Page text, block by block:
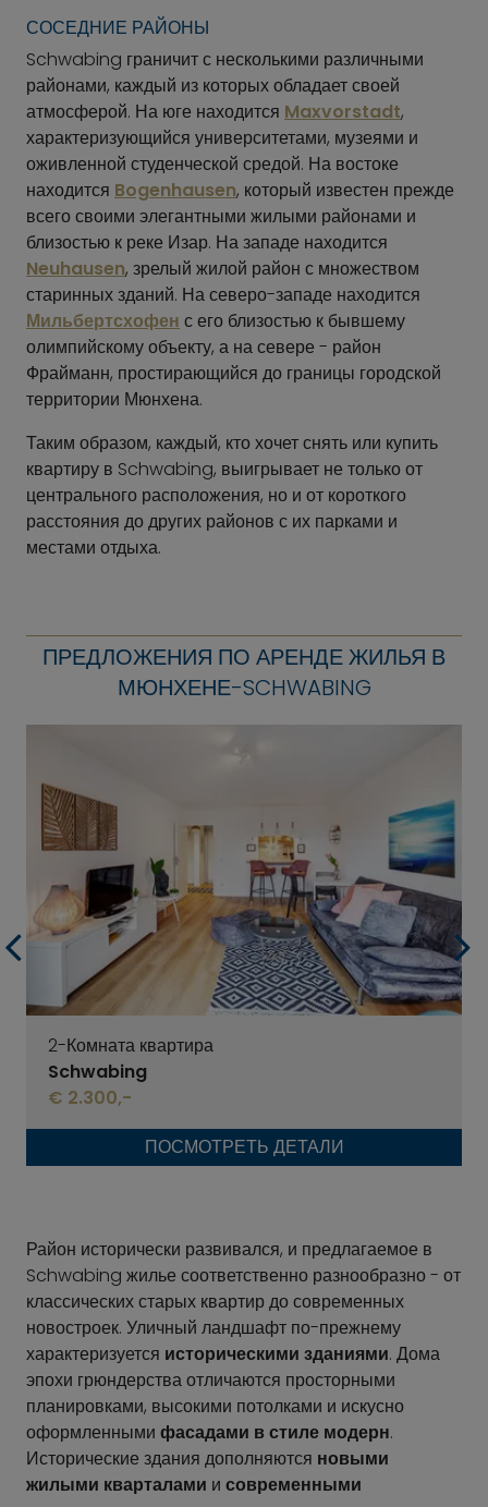
СОСЕДНИЕ РАЙОНЫ
Schwabing граничит с несколькими различными
районами, каждый из которых обладает своей
атмосферой. На юге находится Maxvorstadt,
характеризующийся университетами, музеями и
оживленной студенческой средой. На востоке
находится Bogenhausen, который известен прежде
всего своими элегантными жилыми районами и
близостью к реке Изар. На западе находится
Neuhausen, зрелый жилой район с множеством
старинных зданий. На северо-западе находится
Мильбертсхофен с его близостью к бывшему
олимпийскому объекту, а на севере - район
Фрайманн, простирающийся до границы городской
территории Мюнхена.
Таким образом, каждый, кто хочет снять или купить
квартиру в Schwabing, выигрывает не только от
центрального расположения, но и от короткого
расстояния до других районов с их парками и
местами отдыха.
ПРЕДЛОЖЕНИЯ ПО АРЕНДЕ ЖИЛЬЯ В
МЮНХЕНЕ-SCHWABING
2-Комната квартира
Schwabing
€ 2.300,-
ПОСМОТРЕТЬ ДЕТАЛИ
Район исторически развивался, и предлагаемое в
Schwabing жилье соответственно разнообразно - от
классических старых квартир до современных
новостроек. Уличный ландшафт по-прежнему
характеризуется историческими зданиями. Дома
эпохи грюндерства отличаются просторными
планировками, высокими потолками и искусно
оформленными фасадами в стиле модерн.
Исторические здания дополняются новыми
жилыми кварталами и современными